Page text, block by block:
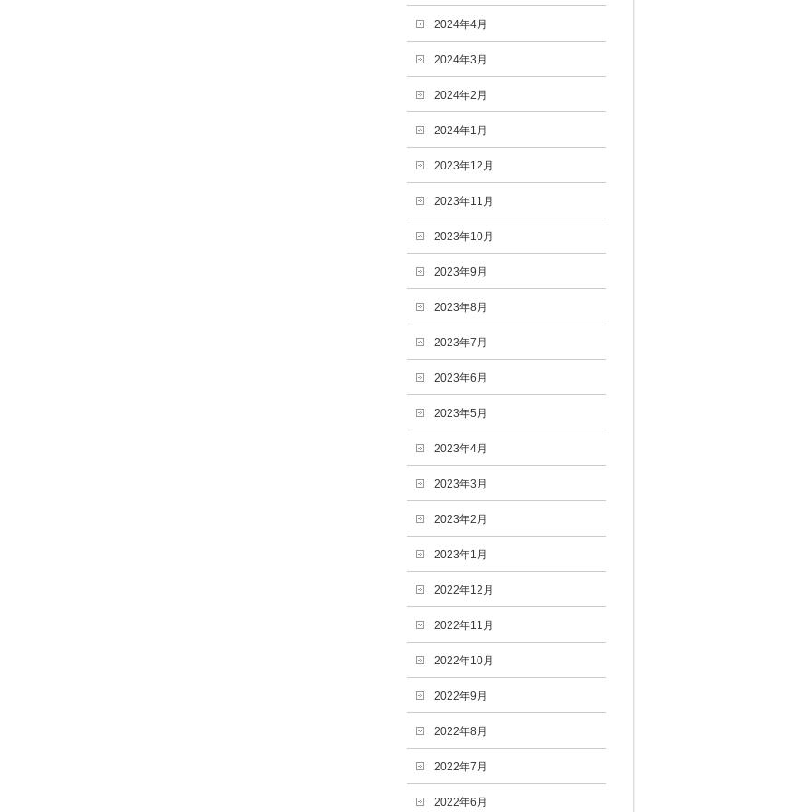
2024年4月
2024年3月
2024年2月
2024年1月
2023年12月
2023年11月
2023年10月
2023年9月
2023年8月
2023年7月
2023年6月
2023年5月
2023年4月
2023年3月
2023年2月
2023年1月
2022年12月
2022年11月
2022年10月
2022年9月
2022年8月
2022年7月
2022年6月